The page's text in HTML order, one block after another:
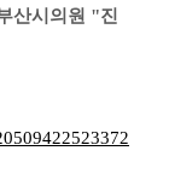
산시의원 "진